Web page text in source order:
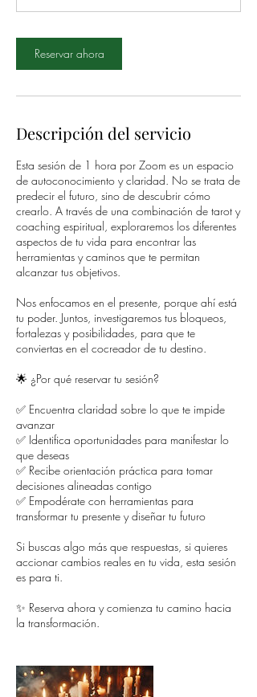
Reservar ahora
Descripción del servicio
Esta sesión de 1 hora por Zoom es un espacio
de autoconocimiento y claridad. No se trata de
predecir el futuro, sino de descubrir cómo
crearlo. A través de una combinación de tarot y
coaching espiritual, exploraremos los diferentes
aspectos de tu vida para encontrar las
herramientas y caminos que te permitan
alcanzar tus objetivos.
Nos enfocamos en el presente, porque ahí está
tu poder. Juntos, investigaremos tus bloqueos,
fortalezas y posibilidades, para que te
conviertas en el cocreador de tu destino.
🌟 ¿Por qué reservar tu sesión?
✅ Encuentra claridad sobre lo que te impide
avanzar
✅ Identifica oportunidades para manifestar lo
que deseas
✅ Recibe orientación práctica para tomar
decisiones alineadas contigo
✅ Empodérate con herramientas para
transformar tu presente y diseñar tu futuro
Si buscas algo más que respuestas, si quieres
accionar cambios reales en tu vida, esta sesión
es para ti.
✨ Reserva ahora y comienza tu camino hacia
la transformación.